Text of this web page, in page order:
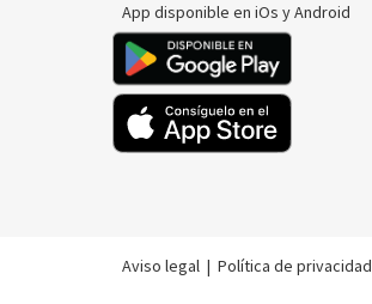
App disponible en iOs y Android
Aviso legal | Política de privacidad